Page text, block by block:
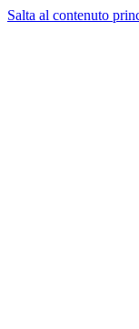
Salta al contenuto